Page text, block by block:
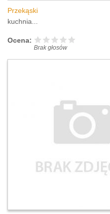
Przekąski
kuchnia...
Ocena:
Brak głosów